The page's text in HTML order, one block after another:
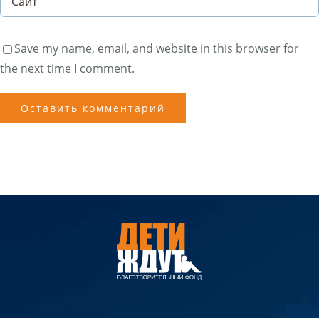
Save my name, email, and website in this browser for
the next time I comment.